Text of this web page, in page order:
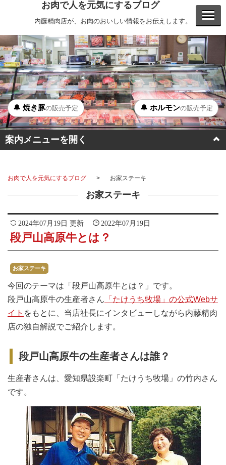
お肉で人を元気にするブログ
内藤精肉店が、お肉のおいしい情報をお伝えします。
案内メニューを開く
ステーキ
すき焼き・鍋
おでん
カレー・シチュー
餃子・中華
🔔 焼き豚の販売予定 🔔 ホルモンの販売予定
お肉で人を元気にするブログ お家ステーキ
お家ステーキ
2024年07月19日 更新 2022年07月19日
段戸山高原牛とは？
お家ステーキ
今回のテーマは「段戸山高原牛とは？」です。
段戸山高原牛の生産者さん 「たけうち牧場」の公式Webサ
イト をもとに、当店社長にインタビューしながら内藤精肉
店の独自解説でご紹介します。
段戸山高原牛の生産者さんは誰？
生産者さんは、愛知県設楽町「たけうち牧場」の竹内さん
です。